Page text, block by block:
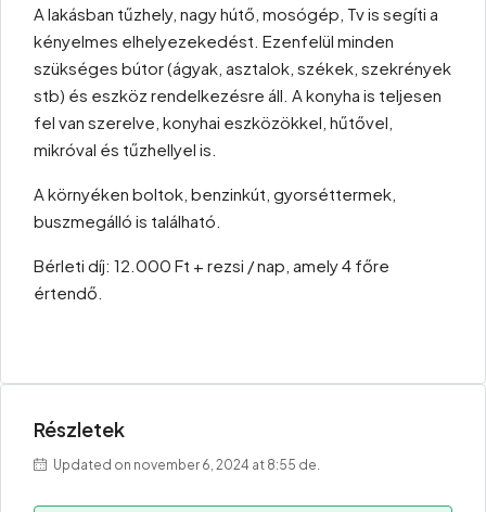
A lakásban tűzhely, nagy hútő, mosógép, Tv is segíti a
kényelmes elhelyezekedést. Ezenfelül minden
szükséges bútor (ágyak, asztalok, székek, szekrények
stb) és eszköz rendelkezésre áll. A konyha is teljesen
fel van szerelve, konyhai eszközökkel, hűtővel,
mikróval és tűzhellyel is.
A környéken boltok, benzinkút, gyorséttermek,
buszmegálló is található.
Bérleti díj: 12.000 Ft + rezsi / nap, amely 4 főre
értendő.
Részletek
Updated on november 6, 2024 at 8:55 de.